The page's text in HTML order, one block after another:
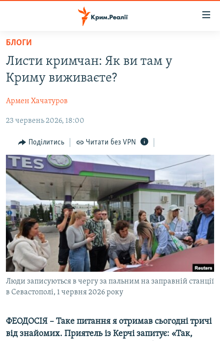
Перейти
основного
матеріалу
Перейти
до
навігації
Перейти
пошуку
ВОДА.КРИМ
ВІДЕО ТА ФОТО
ПОЛІТИКА
БЛОГИ
ПОГЛЯД
ІНТЕРВ'Ю
ВСЕ ЗА ДЕНЬ
СПЕЦПРОЕКТИ
ДЕПОРТАЦІЯ
ВІДЕОУРОКИ «ELIFBE»
СВІДЧЕННЯ ОКУПАЦІЇ
УКРАЇНСЬКА ПРОБЛЕМА КРИМУ
ІНФОГРАФІКА
ЯК ОБІЙТИ БЛОКУВАННЯ
Русский
Qırımtatar
ДОЛУЧАЙСЯ!
Усі сайти RFE/RL
БЛОГИ
Листи кримчан: Як ви там у
Криму виживаєте?
Армен Хачатуров
23 червень 2026, 18:00
Поділитись Читати без VPN
Люди записуються в чергу за пальним на заправній станції
в Севастополі, 1 червня 2026 року
ФЕОДОСІЯ – Таке питання я отримав сьогодні тричі
від знайомих. Приятель із Керчі запитує: «Так,